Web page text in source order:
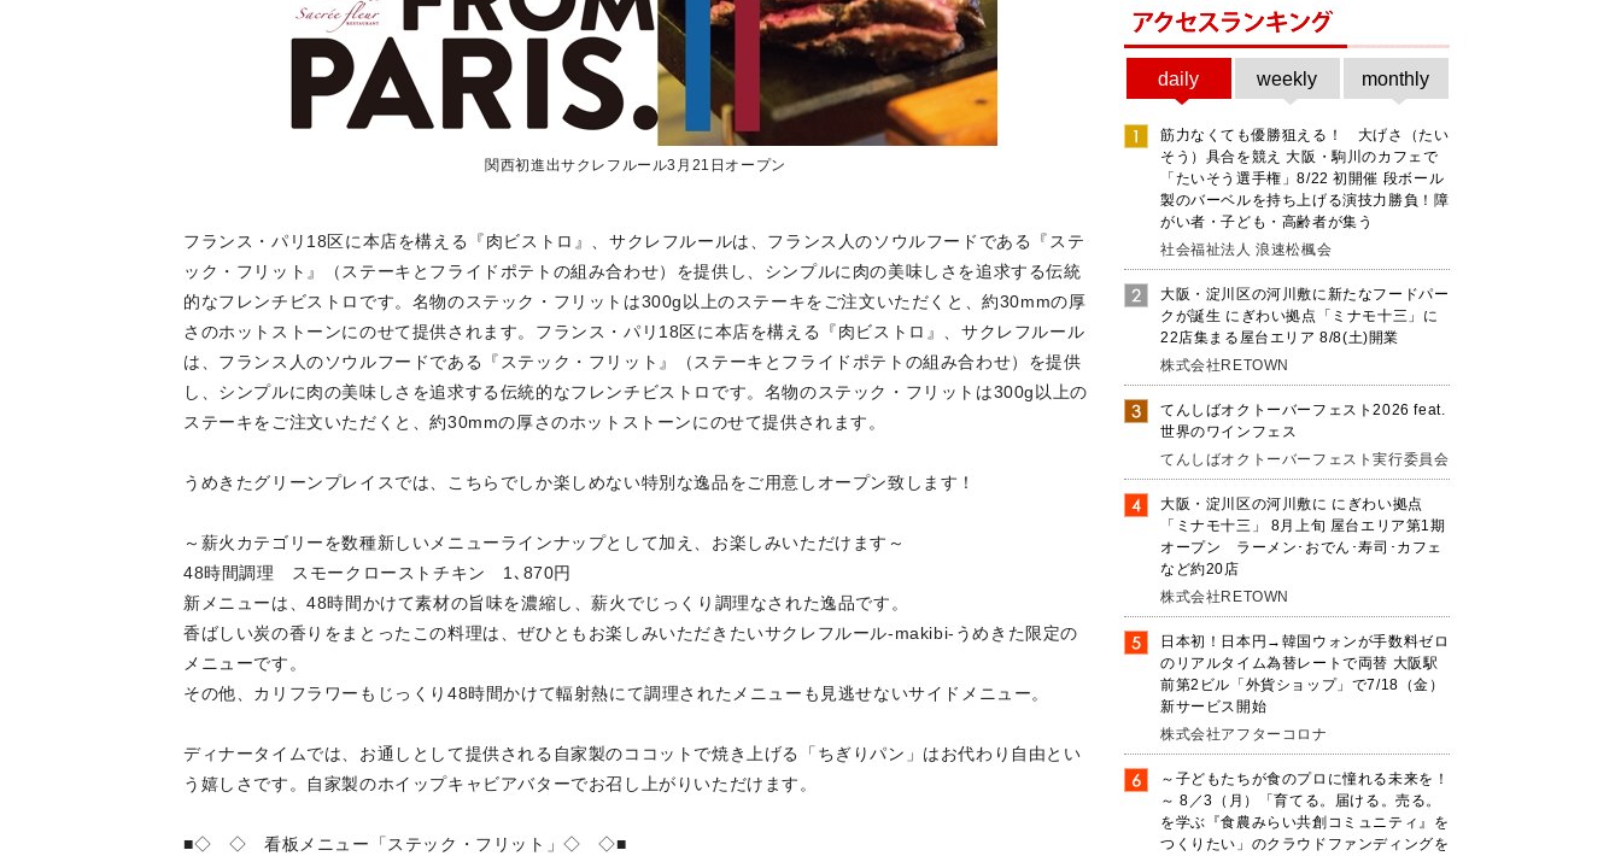
関西初進出サクレフルール3月21日オープン
フランス・パリ18区に本店を構える『肉ビストロ』、サクレフルールは、フランス人のソウルフードである『ステ
ック・フリット』（ステーキとフライドポテトの組み合わせ）を提供し、シンプルに肉の美味しさを追求する伝統
的なフレンチビストロです。名物のステック・フリットは300g以上のステーキをご注文いただくと、約30mmの厚
さのホットストーンにのせて提供されます。フランス・パリ18区に本店を構える『肉ビストロ』、サクレフルール
は、フランス人のソウルフードである『ステック・フリット』（ステーキとフライドポテトの組み合わせ）を提供
し、シンプルに肉の美味しさを追求する伝統的なフレンチビストロです。名物のステック・フリットは300g以上の
ステーキをご注文いただくと、約30mmの厚さのホットストーンにのせて提供されます。
うめきたグリーンプレイスでは、こちらでしか楽しめない特別な逸品をご用意しオープン致します！
～薪火カテゴリーを数種新しいメニューラインナップとして加え、お楽しみいただけます～
48時間調理 スモークローストチキン 1､870円
新メニューは、48時間かけて素材の旨味を濃縮し、薪火でじっくり調理なされた逸品です。
香ばしい炭の香りをまとったこの料理は、ぜひともお楽しみいただきたいサクレフルール-makibi-うめきた限定の
メニューです。
その他、カリフラワーもじっくり48時間かけて輻射熱にて調理されたメニューも見逃せないサイドメニュー。
ディナータイムでは、お通しとして提供される自家製のココットで焼き上げる「ちぎりパン」はお代わり自由とい
う嬉しさです。自家製のホイップキャビアバターでお召し上がりいただけます。
■◇ ◇ 看板メニュー「ステック・フリット」◇ ◇■
daily weekly monthly
筋力なくても優勝狙える！ 大げさ（たい
そう）具合を競え 大阪・駒川のカフェで
「たいそう選手権」8/22 初開催 段ボール
製のバーベルを持ち上げる演技力勝負！障
がい者・子ども・高齢者が集う
社会福祉法人 浪速松楓会
大阪・淀川区の河川敷に新たなフードパー
クが誕生 にぎわい拠点「ミナモ十三」に
22店集まる屋台エリア 8/8(土)開業
株式会社RETOWN
てんしばオクトーバーフェスト2026 feat.
世界のワインフェス
てんしばオクトーバーフェスト実行委員会
大阪・淀川区の河川敷に にぎわい拠点
「ミナモ十三」 8月上旬 屋台エリア第1期
オープン ラーメン･おでん･寿司･カフェ
など約20店
株式会社RETOWN
日本初！日本円→韓国ウォンが手数料ゼロ
のリアルタイム為替レートで両替 大阪駅
前第2ビル「外貨ショップ」で7/18（金）
新サービス開始
株式会社アフターコロナ
～子どもたちが食のプロに憧れる未来を！
～ 8／3（月）「育てる。届ける。売る。
を学ぶ『食農みらい共創コミュニティ』を
つくりたい」のクラウドファンディングを